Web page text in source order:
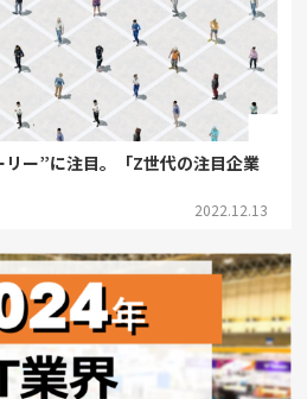
ー”に注目。「Z世代の注目企業
2022.12.13